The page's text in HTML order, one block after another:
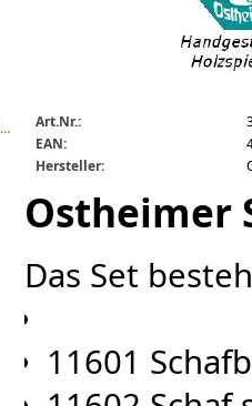
Art.Nr.:
EAN:
Hersteller:
Ostheimer
Das Set
11601